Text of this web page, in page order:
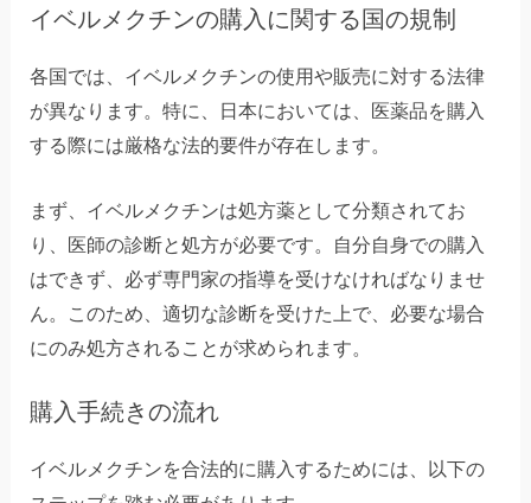
イベルメクチンの購入に関する国の規制
各国では、イベルメクチンの使用や販売に対する法律
が異なります。特に、日本においては、医薬品を購入
する際には厳格な法的要件が存在します。
まず、イベルメクチンは処方薬として分類されてお
り、医師の診断と処方が必要です。自分自身での購入
はできず、必ず専門家の指導を受けなければなりませ
ん。このため、適切な診断を受けた上で、必要な場合
にのみ処方されることが求められます。
購入手続きの流れ
イベルメクチンを合法的に購入するためには、以下の